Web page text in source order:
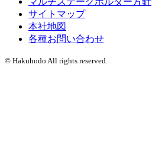
サイトマップ
本社地図
各種お問い合わせ
© Hakuhodo All rights reserved.